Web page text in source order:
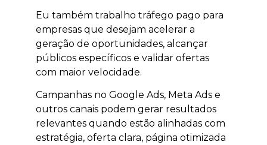
Eu também trabalho tráfego pago para
empresas que desejam acelerar a
geração de oportunidades, alcançar
públicos específicos e validar ofertas
com maior velocidade.
Campanhas no Google Ads, Meta Ads e
outros canais podem gerar resultados
relevantes quando estão alinhadas com
estratégia, oferta clara, página otimizada